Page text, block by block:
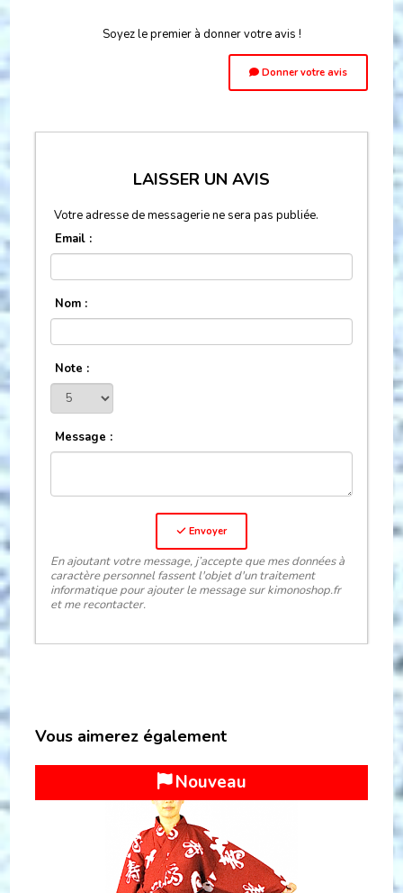
Soyez le premier à donner votre avis !
Donner votre avis
LAISSER UN AVIS
Votre adresse de messagerie ne sera pas publiée.
Email :
Nom :
Note :
Message :
Envoyer
En ajoutant votre message, j’accepte que mes données à
caractère personnel fassent l'objet d'un traitement
informatique pour ajouter le message sur kimonoshop.fr
et me recontacter.
Vous aimerez également
Top Vente